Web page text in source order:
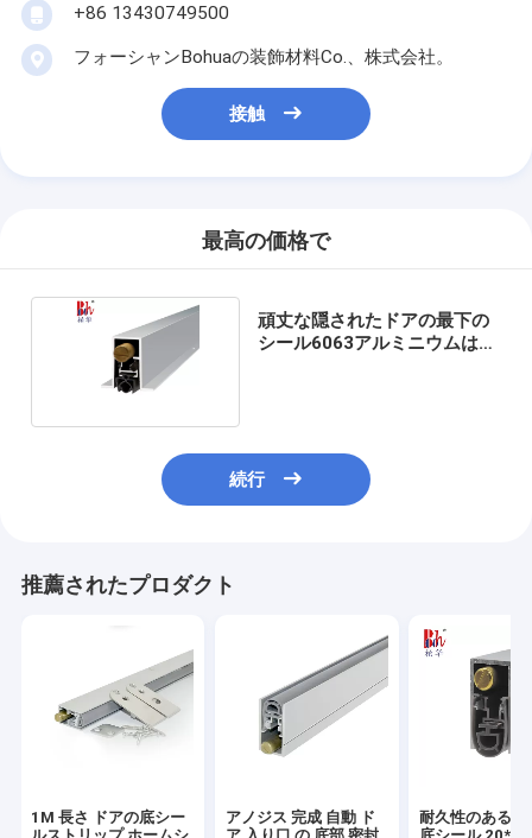
+86 13430749500
フォーシャンBohuaの装飾材料Co.、株式会社。
接触
最高の価格で
頑丈な隠されたドアの最下の
シール6063アルミニウムは透
続行
推薦されたプロダクト
1M 長さ ドアの底シー
アノジス 完成 自動 ド
耐久性のある自